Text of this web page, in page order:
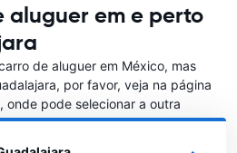
aluguer em e perto
de aluguer em México, mas
por favor, veja na página
, onde pode selecionar a outra
de alugar um carro